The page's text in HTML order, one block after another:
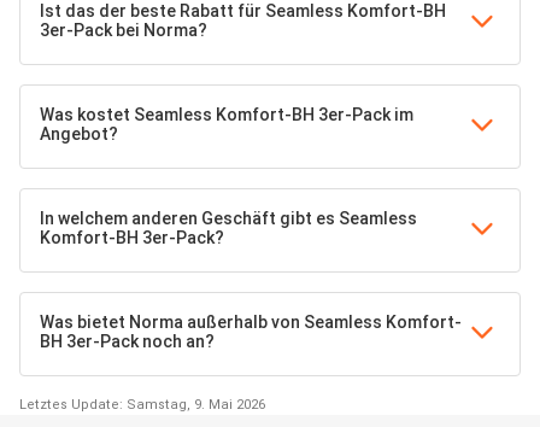
Ist das der beste Rabatt für Seamless Komfort-BH
3er-Pack bei Norma?
Was kostet Seamless Komfort-BH 3er-Pack im
Angebot?
In welchem anderen Geschäft gibt es Seamless
Komfort-BH 3er-Pack?
Was bietet Norma außerhalb von Seamless Komfort-
BH 3er-Pack noch an?
Letztes Update: Samstag, 9. Mai 2026